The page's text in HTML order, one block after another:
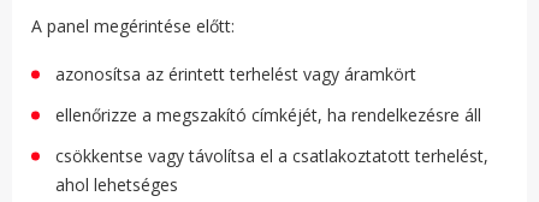
A panel megérintése előtt:
azonosítsa az érintett terhelést vagy áramkört
ellenőrizze a megszakító címkéjét, ha rendelkezésre áll
csökkentse vagy távolítsa el a csatlakoztatott terhelést,
ahol lehetséges